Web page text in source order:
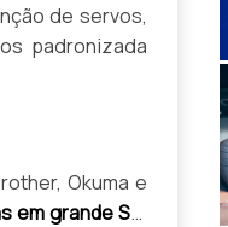
de servos,
padronizada
Okuma e
grande SP